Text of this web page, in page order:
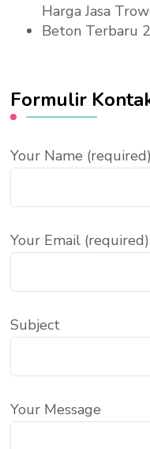
Harga Jasa
Beton Terbaru
Formulir
Your Name (required)
Your Email (required)
Subject
Your Message